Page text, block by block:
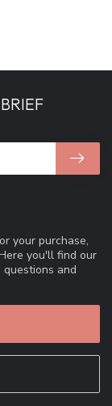
your purchase,
you'll find our
and